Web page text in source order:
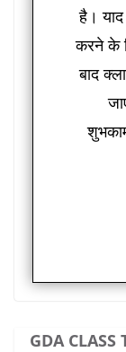
है।
करने के
बाद
GDA CLASS